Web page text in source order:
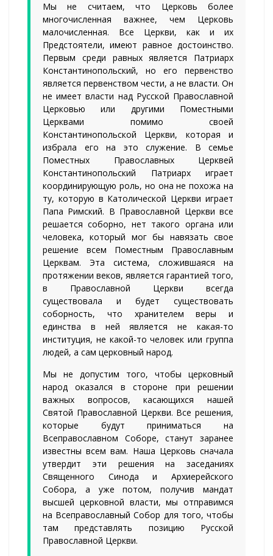
Мы не считаем, что Церковь более
многочисленная важнее, чем Церковь
малочисленная. Все Церкви, как и их
Предстоятели, имеют равное достоинство.
Первым среди равных является Патриарх
Константинопольский, но его первенство
является первенством чести, а не власти. Он
не имеет власти над Русской Православной
Церковью или другими Поместными
Церквами помимо своей
Константинопольской Церкви, которая и
избрала его на это служение. В семье
Поместных Православных Церквей
Константинопольский Патриарх играет
координирующую роль, но она не похожа на
ту, которую в Католической Церкви играет
Папа Римский. В Православной Церкви все
решается соборно, нет такого органа или
человека, который мог бы навязать свое
решение всем Поместным Православным
Церквам. Эта система, сложившаяся на
протяжении веков, является гарантией того,
в Православной Церкви всегда
существовала и будет существовать
соборность, что хранителем веры и
единства в ней является не какая-то
институция, не какой-то человек или группа
людей, а сам церковный народ.
Мы не допустим того, чтобы церковный
народ оказался в стороне при решении
важных вопросов, касающихся нашей
Святой Православной Церкви. Все решения,
которые будут приниматься на
Всеправославном Соборе, станут заранее
известны всем вам. Наша Церковь сначала
утвердит эти решения на заседаниях
Священного Синода и Архиерейского
Собора, а уже потом, получив мандат
высшей церковной власти, мы отправимся
на Всеправославный Собор для того, чтобы
там представлять позицию Русской
Православной Церкви.